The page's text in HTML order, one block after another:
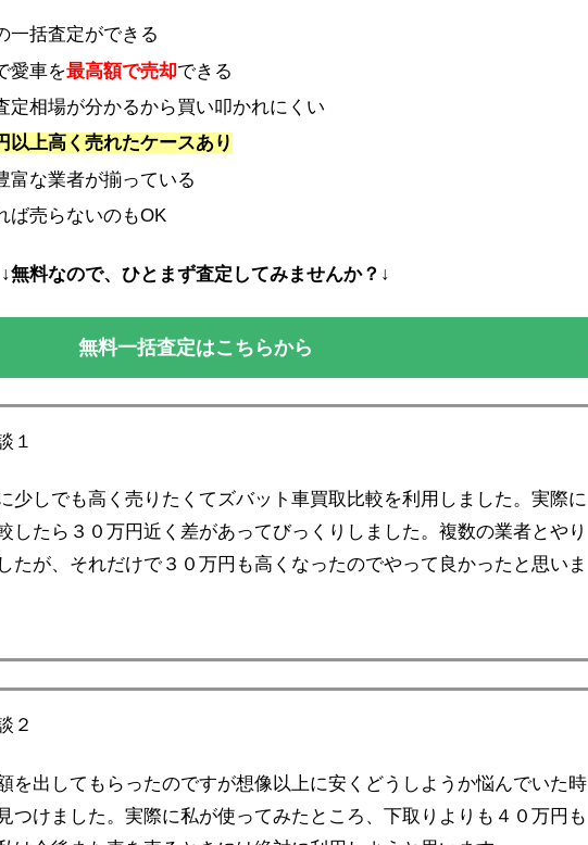
一括査定ができる
愛車を最高額で売却できる
定相場が分かるから買い叩かれにくい
以上高く売れたケースあり
富な業者が揃っている
ば売らないのもOK
↓無料なので、ひとまず査定してみませんか？↓
無料一括査定はこちらから
１
少しでも高く売りたくてズバット車買取比較を利用しました。実際に
したら３０万円近く差があってびっくりしました。複数の業者とやり
たが、それだけで３０万円も高くなったのでやって良かったと思いま
２
を出してもらったのですが想像以上に安くどうしようか悩んでいた時
つけました。実際に私が使ってみたところ、下取りよりも４０万円も